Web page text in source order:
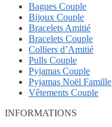
Bagues Couple
Bijoux Couple
Bracelets Amitié
Bracelets Couple
Colliers d’Amitié
Pulls Couple
Pyjamas Couple
Pyjamas Noël Famille
Vêtements Couple
INFORMATIONS